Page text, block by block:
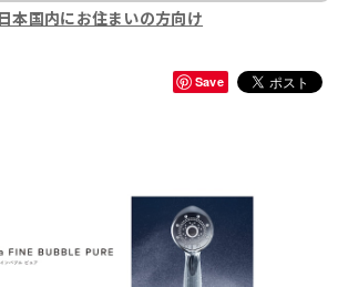
日本国内にお住まいの方向け
Save